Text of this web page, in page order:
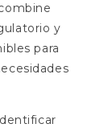
y
para